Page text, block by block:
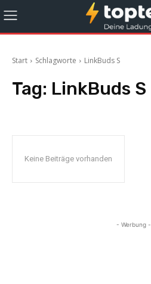
Start Schlagworte LinkBuds S
Tag: LinkBuds S
Keine Beiträge vorhanden
- Werbung -